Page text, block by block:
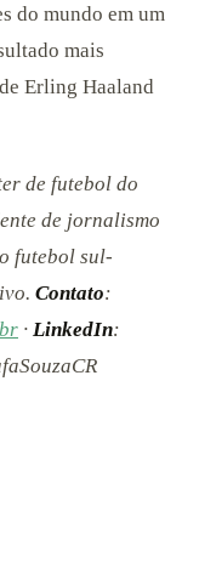
do mundo em um
mais
Erling Haaland
de futebol do
de jornalismo
futebol sul-
Contato:
· LinkedIn: